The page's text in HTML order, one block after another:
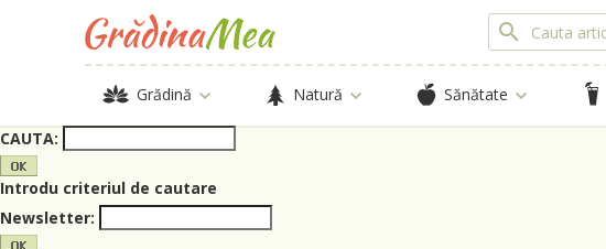
Grădină Natură Sănătate
CAUTA:
Introdu criteriul de cautare
Newsletter: